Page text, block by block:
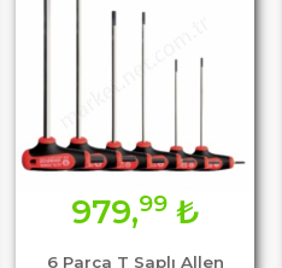
6 Parça T Saplı Allen
979,99₺